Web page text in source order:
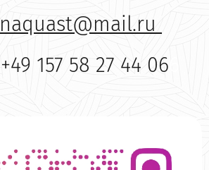
157 58 27 44 06